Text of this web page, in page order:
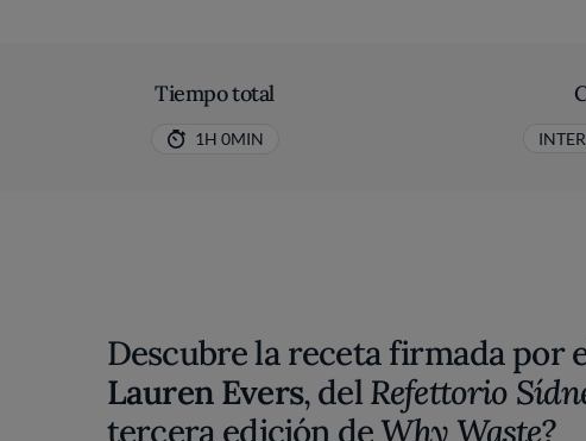
Tiempo total
1H 0MIN
Descubre la receta firmada por
Lauren Evers, delRefettorio
tercera edición deWhy Waste?